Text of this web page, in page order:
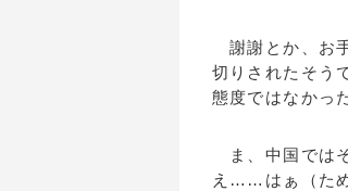
謝謝とか、お
切りされたそう
態度ではなかっ
ま、中国では
え……はぁ（ため